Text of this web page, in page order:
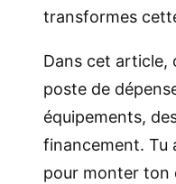
transformes
Dans cet article,
poste de
équipements,
financement. Tu
pour monter ton